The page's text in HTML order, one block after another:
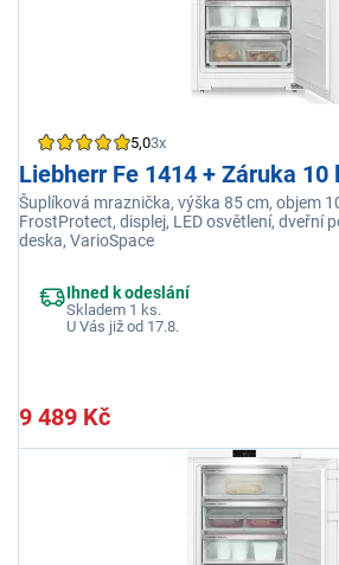
5,03x
Liebherr Fe 1414 + Záruka
Šuplíková mraznička, výška 85 cm, objem
FrostProtect, displej, LED osvětlení, dveřní
deska, VarioSpace
Ihned k odeslání
Skladem 1 ks.
U Vás již od 17.8.
9 489 Kč